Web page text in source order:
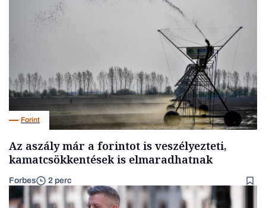
Forint
Az aszály már a forintot is veszélyezteti,
kamatcsökkentések is elmaradhatnak
Forbes 2 perc